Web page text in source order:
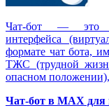
Чат-бот — это
интерфейса
формате чат бота,
ТЖС (трудной
опасном
Чат-бот в MAX для